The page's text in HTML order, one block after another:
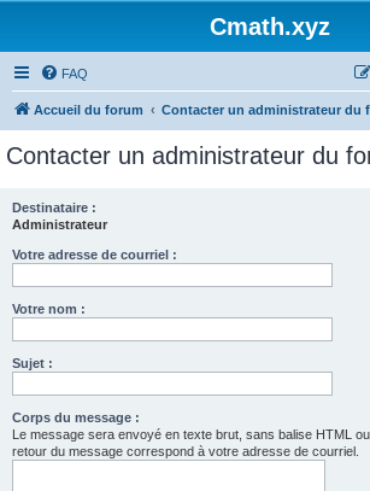
Cmath.xyz
FAQ
Accueil du forum Contacter un administrateur du
Contacter un administrateur du
Destinataire :
Administrateur
Votre adresse de courriel :
Votre nom :
Sujet :
Corps du message :
Le message sera envoyé en texte brut, sans balise HTML
retour du message correspond à votre adresse de courriel.